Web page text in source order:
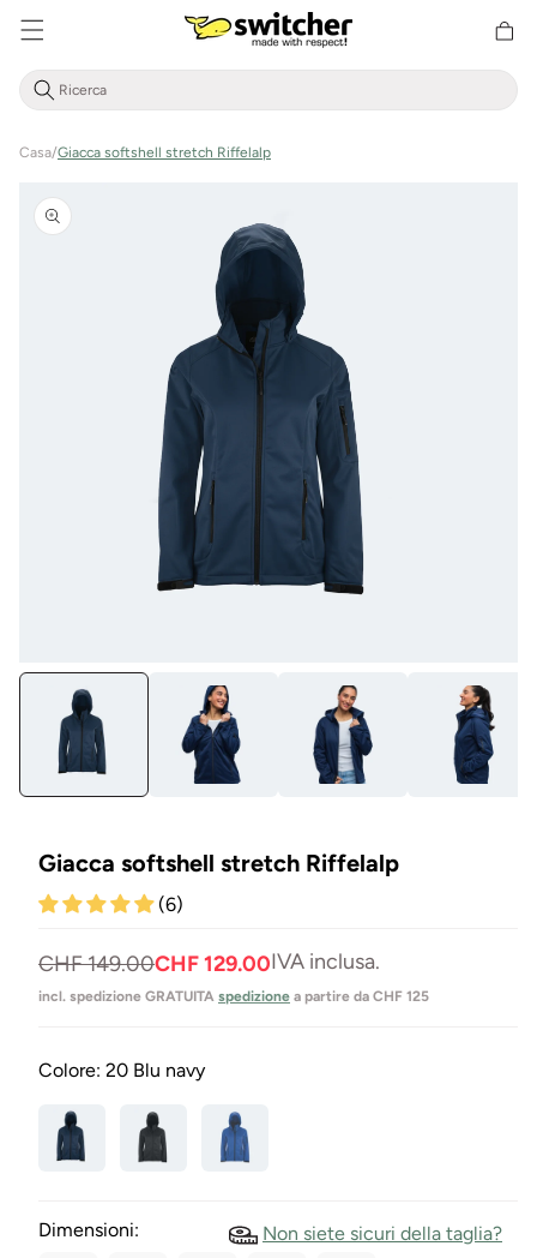
Direttamente
al contenuto
della
Casa/Giacca softshell stretch Riffelalp
informazioni
sul prodotto
Aprire
Modal
Giacca softshell stretch Riffelalp
(6)
normale
CHF 149.00
di
CHF 129.00IVA inclusa.
incl. spedizione GRATUITA spedizione a partire da CHF 125
Colore: 20 Blu navy
Dimensioni: Non siete sicuri della taglia?